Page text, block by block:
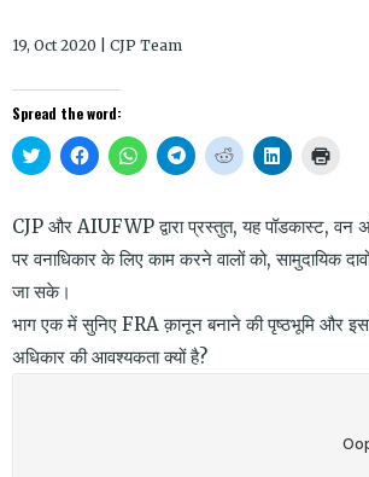
19, Oct 2020 | CJP Team
Spread the word:
Click
to
share
Twitter
(Opens
new
window)
Click
to
share
Facebook
(Opens
new
Click
to
share
WhatsApp
(Opens
new
Click
to
share
(Opens
new
Click
to
share
Reddit
(Opens
in
new
window)
Click
to
(Opens
new
window)
new
CJP और AIUFWP द्वारा प्रस्तुत, यह पॉडकास्ट, वन
पर वनाधिकार के लिए काम करने वालों को, सामुदायिक
जा सके।
भाग एक में सुनिए FRA क़ानून बनाने की पृष्ठभूमि और
अधिकार की आवश्यकता क्यों है?